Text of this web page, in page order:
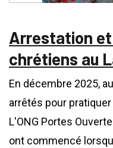
Arrestation
chrétiens au
En décembre 2025,
arrêtés pour
L'ONG Portes
ont commencé